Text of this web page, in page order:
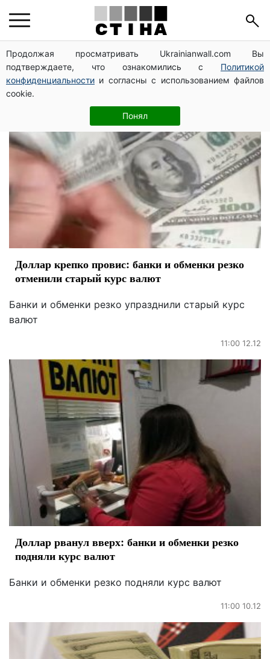
Продолжая просматривать Ukrainianwall.com Вы
подтверждаете, что ознакомились с Политикой
конфиденциальности и согласны с использованием файлов
cookie.
Понял
евро
Доллар крепко провис: банки и обменки резко
отменили старый курс валют
Банки и обменки резко упразднили старый курс
валют
11:00 12.12
Доллар рванул вверх: банки и обменки резко
подняли курс валют
Банки и обменки резко подняли курс валют
11:00 10.12